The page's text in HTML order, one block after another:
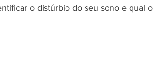
o distúrbio do seu sono e qual o